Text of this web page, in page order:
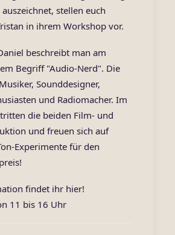
stellen euch
in ihrem Workshop vor.
beschreibt man am
Begriff "Audio-Nerd". Die
Sounddesigner,
und Radiomacher. Im
die beiden Film- und
und freuen sich auf
Experimente für den
findet ihr hier!
11 bis 16 Uhr